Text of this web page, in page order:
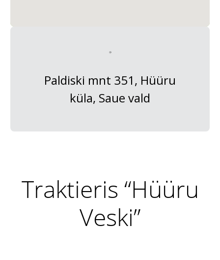
Paldiski mnt 351, Hüüru
küla, Saue vald
Traktieris “Hüüru
Veski”